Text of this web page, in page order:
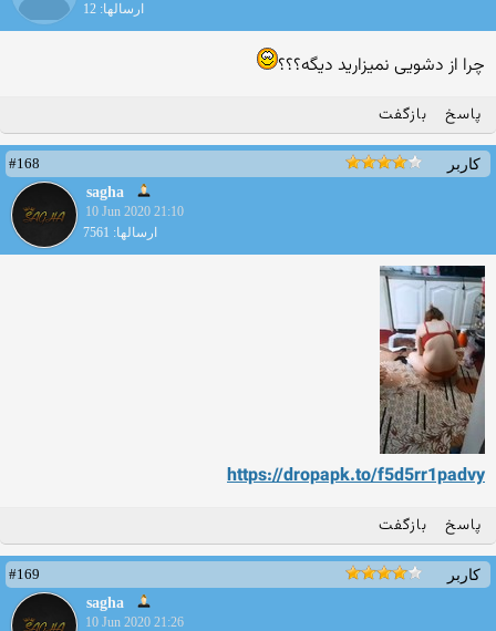
ارسالها: 12
چرا از دشویی نمیزارید دیگه؟؟؟
پاسخ بازگفت
کاربر
#168
sagha
10 Jun 2020 21:10
ارسالها: 7561
https://dropapk.to/f5d5rr1padvy
پاسخ بازگفت
کاربر
#169
sagha
10 Jun 2020 21:26